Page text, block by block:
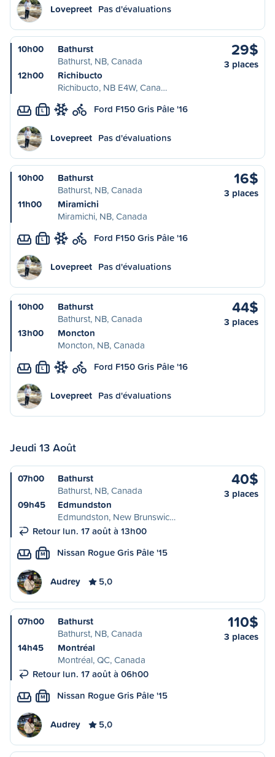
Lovepreet Pas d'évaluations
10h00
Bathurst
Bathurst, NB, Canada
12h00
Richibucto
Richibucto, NB E4W, Cana…
29$
3 places
L Ford F150 Gris Pâle '16
Lovepreet Pas d'évaluations
10h00
Bathurst
Bathurst, NB, Canada
11h00
Miramichi
Miramichi, NB, Canada
16$
3 places
L Ford F150 Gris Pâle '16
Lovepreet Pas d'évaluations
10h00
Bathurst
Bathurst, NB, Canada
13h00
Moncton
Moncton, NB, Canada
44$
3 places
L Ford F150 Gris Pâle '16
Lovepreet Pas d'évaluations
Jeudi 13 Août
07h00
Bathurst
Bathurst, NB, Canada
09h45
Edmundston
Edmundston, New Brunswic…
Retour lun. 17 août à 13h00
40$
3 places
M Nissan Rogue Gris Pâle '15
Audrey 5,0
07h00
Bathurst
Bathurst, NB, Canada
14h45
Montréal
Montréal, QC, Canada
Retour lun. 17 août à 06h00
110$
3 places
M Nissan Rogue Gris Pâle '15
Audrey 5,0